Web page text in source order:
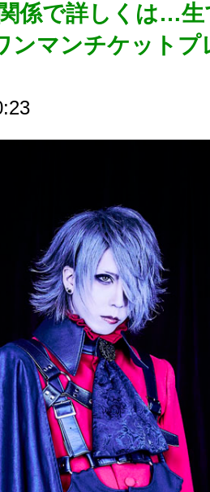
係で詳しくは…
ンマンチケットプ